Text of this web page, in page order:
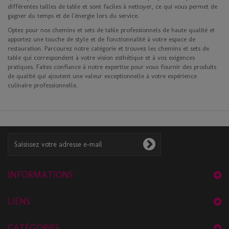
différentes tailles de table et sont faciles à nettoyer, ce qui vous permet de
gagner du temps et de l'énergie lors du service.
Optez pour nos chemins et sets de table professionnels de haute qualité et
apportez une touche de style et de fonctionnalité à votre espace de
restauration. Parcourez notre catégorie et trouvez les chemins et sets de
table qui correspondent à votre vision esthétique et à vos exigences
pratiques. Faites confiance à notre expertise pour vous fournir des produits
de qualité qui ajoutent une valeur exceptionnelle à votre expérience
culinaire professionnelle.
INFORMATIONS
LIENS